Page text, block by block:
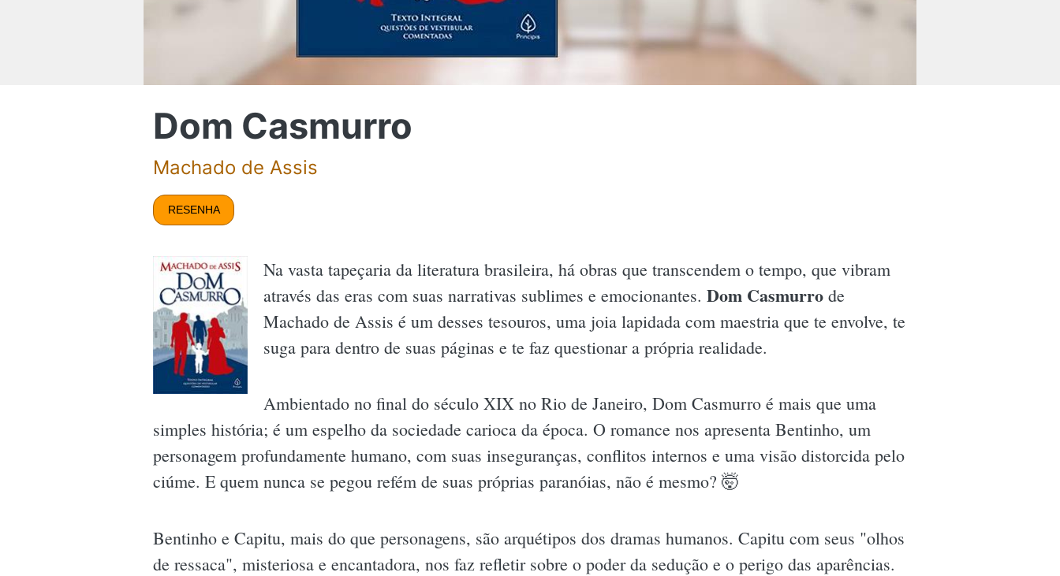
Dom Casmurro
Machado de Assis
RESENHA
Na vasta tapeçaria da literatura brasileira, há obras que transcendem o tempo, que vibram
através das eras com suas narrativas sublimes e emocionantes. Dom Casmurro de
Machado de Assis é um desses tesouros, uma joia lapidada com maestria que te envolve, te
suga para dentro de suas páginas e te faz questionar a própria realidade.
Ambientado no final do século XIX no Rio de Janeiro, Dom Casmurro é mais que uma
simples história; é um espelho da sociedade carioca da época. O romance nos apresenta Bentinho, um
personagem profundamente humano, com suas inseguranças, conflitos internos e uma visão distorcida pelo
ciúme. E quem nunca se pegou refém de suas próprias paranóias, não é mesmo? 🤯
Bentinho e Capitu, mais do que personagens, são arquétipos dos dramas humanos. Capitu com seus "olhos
de ressaca", misteriosa e encantadora, nos faz refletir sobre o poder da sedução e o perigo das aparências.